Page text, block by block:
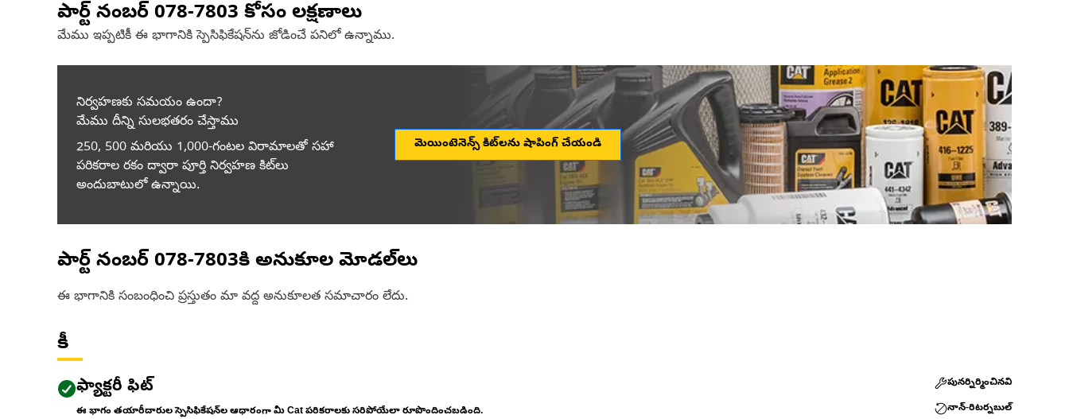
పార్ట్ నంబర్ 078-7803 కోసం లక్షణాలు
మేము ఇప్పటికీ ఈ భాగానికి స్పెసిఫికేషన్‌ను జోడించే పనిలో ఉన్నాము.
నిర్వహణకు సమయం ఉందా?
మేము దీన్ని సులభతరం చేస్తాము
250, 500 మరియు 1,000-గంటల విరామాలతో సహా
పరికరాల రకం ద్వారా పూర్తి నిర్వహణ కిట్‌లు
అందుబాటులో ఉన్నాయి.
మెయింటెనెన్స్ కిట్‌లను షాపింగ్ చేయండి
పార్ట్ నంబర్ 078-7803కి అనుకూల మోడల్‌లు
ఈ భాగానికి సంబంధించి ప్రస్తుతం మా వద్ద అనుకూలత సమాచారం లేదు.
కీ
ఫ్యాక్టరీ ఫిట్
ఈ భాగం తయారీదారుల స్పెసిఫికేషన్‌ల ఆధారంగా మీ Cat పరికరాలకు సరిపోయేలా రూపొందించబడింది.
పునర్నిర్మించినవి
నాన్-రిటర్నబుల్